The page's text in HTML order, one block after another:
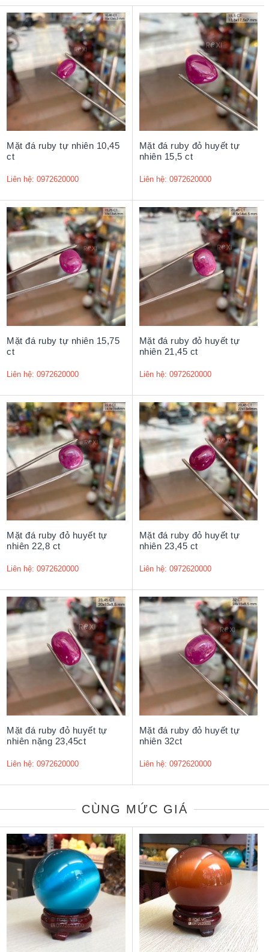
Mặt đá ruby tự nhiên 10,45
ct
Liên hệ: 0972620000
Mặt đá ruby đỏ huyết tự
nhiên 15,5 ct
Liên hệ: 0972620000
Mặt đá ruby tự nhiên 15,75
ct
Liên hệ: 0972620000
Mặt đá ruby đỏ huyết tự
nhiên 21,45 ct
Liên hệ: 0972620000
Mặt đá ruby đỏ huyết tự
nhiên 22,8 ct
Liên hệ: 0972620000
Mặt đá ruby đỏ huyết tự
nhiên 23,45 ct
Liên hệ: 0972620000
Mặt đá ruby đỏ huyết tự
nhiên nặng 23,45ct
Liên hệ: 0972620000
Mặt đá ruby đỏ huyết tự
nhiên 32ct
Liên hệ: 0972620000
CÙNG MỨC GIÁ